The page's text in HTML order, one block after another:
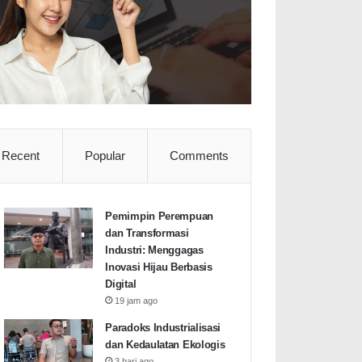
Recent Popular Comments
Pemimpin Perempuan
dan Transformasi
Industri: Menggagas
Inovasi Hijau Berbasis
Digital
19 jam ago
Paradoks Industrialisasi
dan Kedaulatan Ekologis